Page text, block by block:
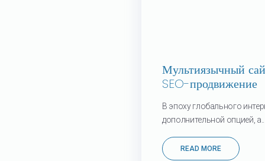
Мультиязычный
SEO-продвижение
В эпоху глобального
дополнительной опцией,
READ MORE